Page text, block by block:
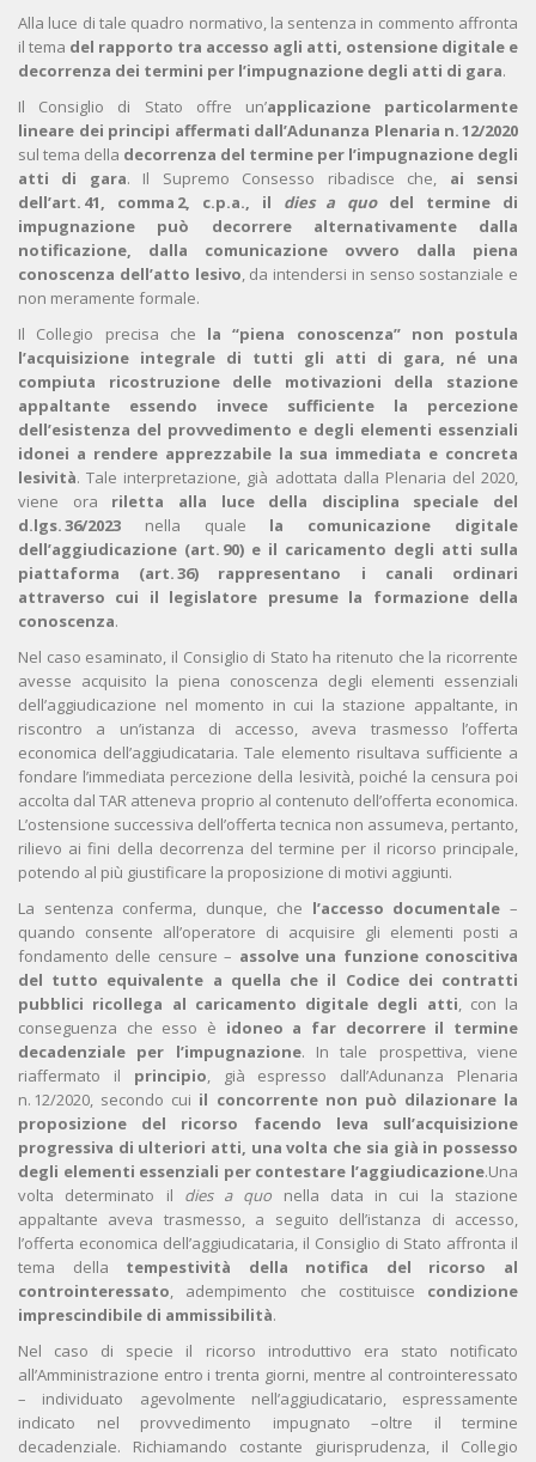
Alla luce di tale quadro normativo, la sentenza in commento affronta
il tema del rapporto tra accesso agli atti, ostensione digitale e
decorrenza dei termini per l’impugnazione degli atti di gara.
Il Consiglio di Stato offre un’applicazione particolarmente
lineare dei principi affermati dall’Adunanza Plenaria n. 12/2020
sul tema della decorrenza del termine per l’impugnazione degli
atti di gara. Il Supremo Consesso ribadisce che, ai sensi
dell’art. 41, comma 2, c.p.a., il dies a quodel termine di
impugnazione può decorrere alternativamente dalla
notificazione, dalla comunicazione ovvero dalla piena
conoscenza dell’atto lesivo, da intendersi in senso sostanziale e
non meramente formale.
Il Collegio precisa che la “piena conoscenza” non postula
l’acquisizione integrale di tutti gli atti di gara, né una
compiuta ricostruzione delle motivazioni della stazione
appaltante essendo invece sufficiente la percezione
dell’esistenza del provvedimento e degli elementi essenziali
idonei a rendere apprezzabile la sua immediata e concreta
lesività. Tale interpretazione, già adottata dalla Plenaria del 2020,
viene ora riletta alla luce della disciplina speciale del
d.lgs. 36/2023 nella quale la comunicazione digitale
dell’aggiudicazione (art. 90) e il caricamento degli atti sulla
piattaforma (art. 36) rappresentano i canali ordinari
attraverso cui il legislatore presume la formazione della
conoscenza.
Nel caso esaminato, il Consiglio di Stato ha ritenuto che la ricorrente
avesse acquisito la piena conoscenza degli elementi essenziali
dell’aggiudicazione nel momento in cui la stazione appaltante, in
riscontro a un’istanza di accesso, aveva trasmesso l’offerta
economica dell’aggiudicataria. Tale elemento risultava sufficiente a
fondare l’immediata percezione della lesività, poiché la censura poi
accolta dal TAR atteneva proprio al contenuto dell’offerta economica.
L’ostensione successiva dell’offerta tecnica non assumeva, pertanto,
rilievo ai fini della decorrenza del termine per il ricorso principale,
potendo al più giustificare la proposizione di motivi aggiunti.
La sentenza conferma, dunque, che l’accesso documentale –
quando consente all’operatore di acquisire gli elementi posti a
fondamento delle censure – assolve una funzione conoscitiva
del tutto equivalente a quella che il Codice dei contratti
pubblici ricollega al caricamento digitale degli atti, con la
conseguenza che esso è idoneo a far decorrere il termine
decadenziale per l’impugnazione. In tale prospettiva, viene
riaffermato il principio, già espresso dall’Adunanza Plenaria
n. 12/2020, secondo cui il concorrente non può dilazionare la
proposizione del ricorso facendo leva sull’acquisizione
progressiva di ulteriori atti, una volta che sia già in possesso
degli elementi essenziali per contestare l’aggiudicazione.Una
volta determinato il dies a quo nella data in cui la stazione
appaltante aveva trasmesso, a seguito dell’istanza di accesso,
l’offerta economica dell’aggiudicataria, il Consiglio di Stato affronta il
tema della tempestività della notifica del ricorso al
controinteressato, adempimento che costituisce condizione
imprescindibile di ammissibilità.
Nel caso di specie il ricorso introduttivo era stato notificato
all’Amministrazione entro i trenta giorni, mentre al controinteressato
– individuato agevolmente nell’aggiudicatario, espressamente
indicato nel provvedimento impugnato –oltre il termine
decadenziale. Richiamando costante giurisprudenza, il Collegio